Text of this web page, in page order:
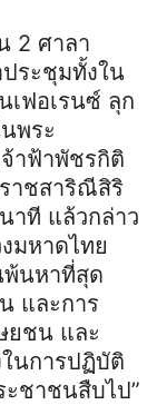
2 ศาลา
ประชุมทั้งใน
เฟอเรนซ์ ลุก
พระ
าฟ้าพัชรกิติ
าชสาริณีสิริ
าที แล้วกล่าว
มหาดไทย
นหาที่สุด
และการ
ยชน และ
นการปฏิบัติ
ชาชนสืบไป”